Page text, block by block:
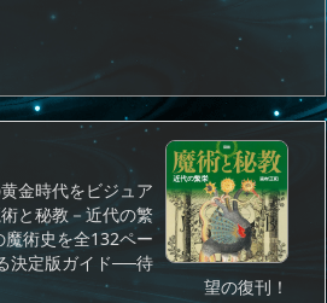
金時代をビジュア
と秘教－近代の繁
術史を全132ペー
決定版ガイド──待
望の復刊！